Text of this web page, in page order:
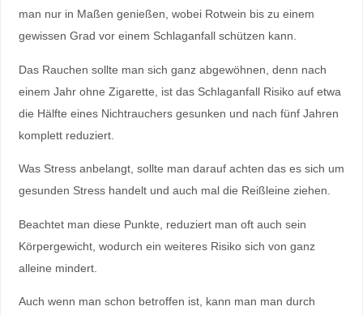
man nur in Maßen genießen, wobei Rotwein bis zu einem
gewissen Grad vor einem Schlaganfall schützen kann.
Das Rauchen sollte man sich ganz abgewöhnen, denn nach
einem Jahr ohne Zigarette, ist das Schlaganfall Risiko auf etwa
die Hälfte eines Nichtrauchers gesunken und nach fünf Jahren
komplett reduziert.
Was Stress anbelangt, sollte man darauf achten das es sich um
gesunden Stress handelt und auch mal die Reißleine ziehen.
Beachtet man diese Punkte, reduziert man oft auch sein
Körpergewicht, wodurch ein weiteres Risiko sich von ganz
alleine mindert.
Auch wenn man schon betroffen ist, kann man man durch